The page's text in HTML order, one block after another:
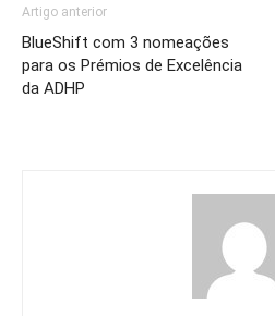
Artigo anterior
BlueShift com 3 nomeações
para os Prémios de Excelência
da ADHP